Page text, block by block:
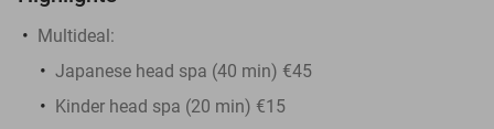
Multideal:
Japanese head spa (40 min) €45
Kinder head spa (20 min) €15